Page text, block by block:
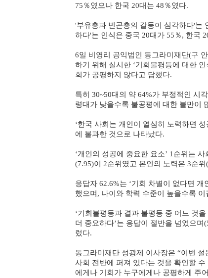
75％였으나 한국 20대는 48％였다.
'부유층과 빈곤층의 갈등이 심각하다'는
하다'는 인식은 중국 20대가 55％, 한국
6일 비영리 공익법인 동그라미재단(구
하기 위해 실시한 ‘기회불평등에 대한
회가 공평하지 않다고 답했다.
특히 30~50대의 약 64%가 부정적인 시
령대가 낮을수록 불공평에 대한 불만이
‘한국 사회는 개인이 열심히 노력하면
에 불과한 것으로 나타났다.
‘개인의 성공에 중요한 요소’ 1순위는
(7.95)이 2순위였고 본인의 노력은 3순
응답자 62.6%는 ‘기회 차별이 없다면
했으며, 나이와 학력 수준이 높을수록
‘기회불평등과 결과 불평등 중 어느 것
더 중요하다’는 응답이 절반을 넘었으며
렀다.
동그라미재단 성광제 이사장은 “이번
사회 전반에 퍼져 있다는 것을 확인할
에게나 기회가 누구에게나 공평하게 주